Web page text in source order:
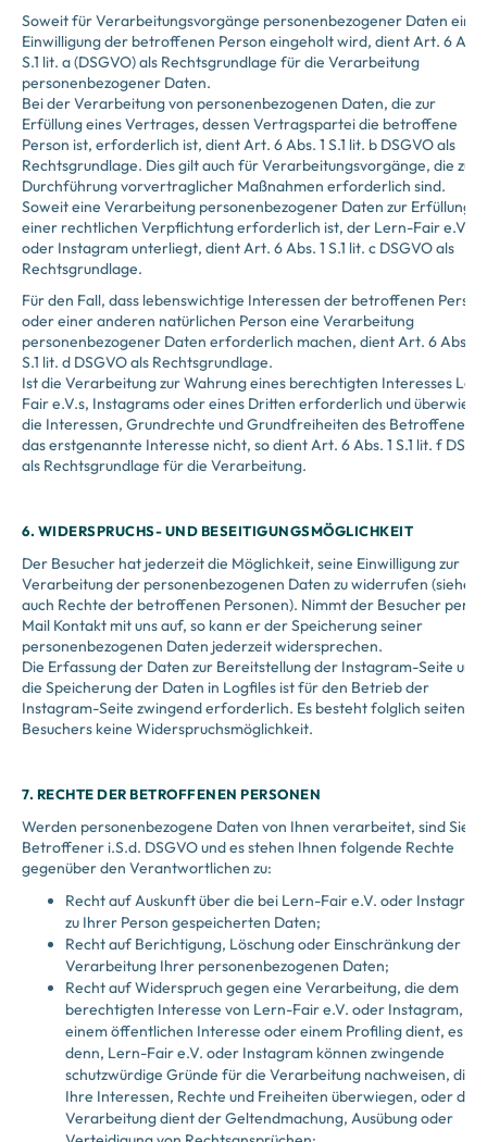
Soweit für Verarbeitungsvorgänge personenbezogener Daten eine
Einwilligung der betroffenen Person eingeholt wird, dient Art. 6 Abs.
S.1 lit. a (DSGVO) als Rechtsgrundlage für die Verarbeitung
personenbezogener Daten.
Bei der Verarbeitung von personenbezogenen Daten, die zur
Erfüllung eines Vertrages, dessen Vertragspartei die betroffene
Person ist, erforderlich ist, dient Art. 6 Abs. 1 S.1 lit. b DSGVO als
Rechtsgrundlage. Dies gilt auch für Verarbeitungsvorgänge, die zur
Durchführung vorvertraglicher Maßnahmen erforderlich sind.
Soweit eine Verarbeitung personenbezogener Daten zur Erfüllung
einer rechtlichen Verpflichtung erforderlich ist, der Lern-Fair e.V.
oder Instagram unterliegt, dient Art. 6 Abs. 1 S.1 lit. c DSGVO als
Rechtsgrundlage.
Für den Fall, dass lebenswichtige Interessen der betroffenen Person
oder einer anderen natürlichen Person eine Verarbeitung
personenbezogener Daten erforderlich machen, dient Art. 6 Abs. 1
S.1 lit. d DSGVO als Rechtsgrundlage.
Ist die Verarbeitung zur Wahrung eines berechtigten Interesses
Fair e.V.s, Instagrams oder eines Dritten erforderlich und
die Interessen, Grundrechte und Grundfreiheiten des Betroffenen
das erstgenannte Interesse nicht, so dient Art. 6 Abs. 1 S.1 lit. f
als Rechtsgrundlage für die Verarbeitung.
6. WIDERSPRUCHS- UND BESEITIGUNGSMÖGLICHKEIT
Der Besucher hat jederzeit die Möglichkeit, seine Einwilligung zur
Verarbeitung der personenbezogenen Daten zu widerrufen (siehe
auch Rechte der betroffenen Personen). Nimmt der Besucher per E-
Mail Kontakt mit uns auf, so kann er der Speicherung seiner
personenbezogenen Daten jederzeit widersprechen.
Die Erfassung der Daten zur Bereitstellung der Instagram-Seite und
die Speicherung der Daten in Logfiles ist für den Betrieb der
Instagram-Seite zwingend erforderlich. Es besteht folglich seitens
Besuchers keine Widerspruchsmöglichkeit.
7. RECHTE DER BETROFFENEN PERSONEN
Werden personenbezogene Daten von Ihnen verarbeitet, sind Sie
Betroffener i.S.d. DSGVO und es stehen Ihnen folgende Rechte
gegenüber den Verantwortlichen zu:
Recht auf Auskunft über die bei Lern-Fair e.V. oder Instagram
zu Ihrer Person gespeicherten Daten;
Recht auf Berichtigung, Löschung oder Einschränkung der
Verarbeitung Ihrer personenbezogenen Daten;
Recht auf Widerspruch gegen eine Verarbeitung, die dem
berechtigten Interesse von Lern-Fair e.V. oder Instagram,
einem öffentlichen Interesse oder einem Profiling dient, es sei
denn, Lern-Fair e.V. oder Instagram können zwingende
schutzwürdige Gründe für die Verarbeitung nachweisen, die
Ihre Interessen, Rechte und Freiheiten überwiegen, oder die
Verarbeitung dient der Geltendmachung, Ausübung oder